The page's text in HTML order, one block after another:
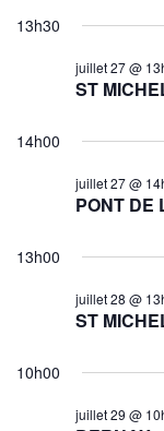
13h30
ST
juillet 27 @
14h00
PONT DE
juillet 27 @
13h00
ST
juillet 28 @
10h00
juillet 29 @